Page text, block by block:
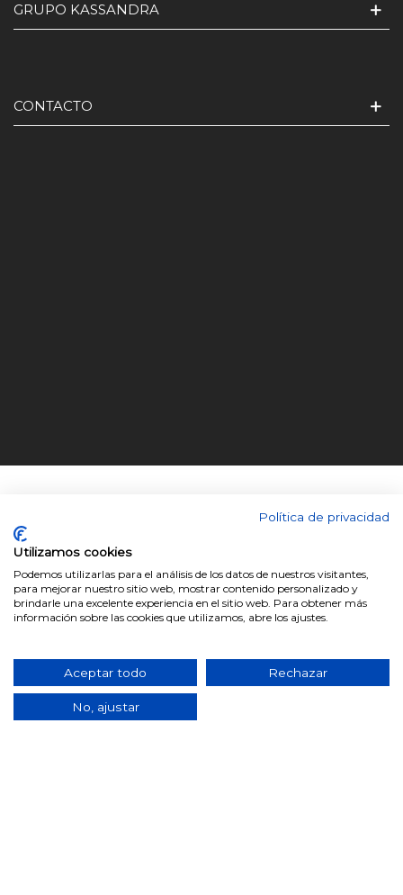
GRUPO KASSANDRA
CONTACTO
MAMPARAS DE BAÑO KASSANDRA SLU (CIF: B88117940) ha
recibido una ayuda de la Unión Europea con cargo al Fondo
Política de privacidad
Utilizamos cookies
Podemos utilizarlas para el análisis de los datos de nuestros visitantes,
para mejorar nuestro sitio web, mostrar contenido personalizado y
brindarle una excelente experiencia en el sitio web. Para obtener más
información sobre las cookies que utilizamos, abre los ajustes.
Aceptar todo Rechazar
No, ajustar